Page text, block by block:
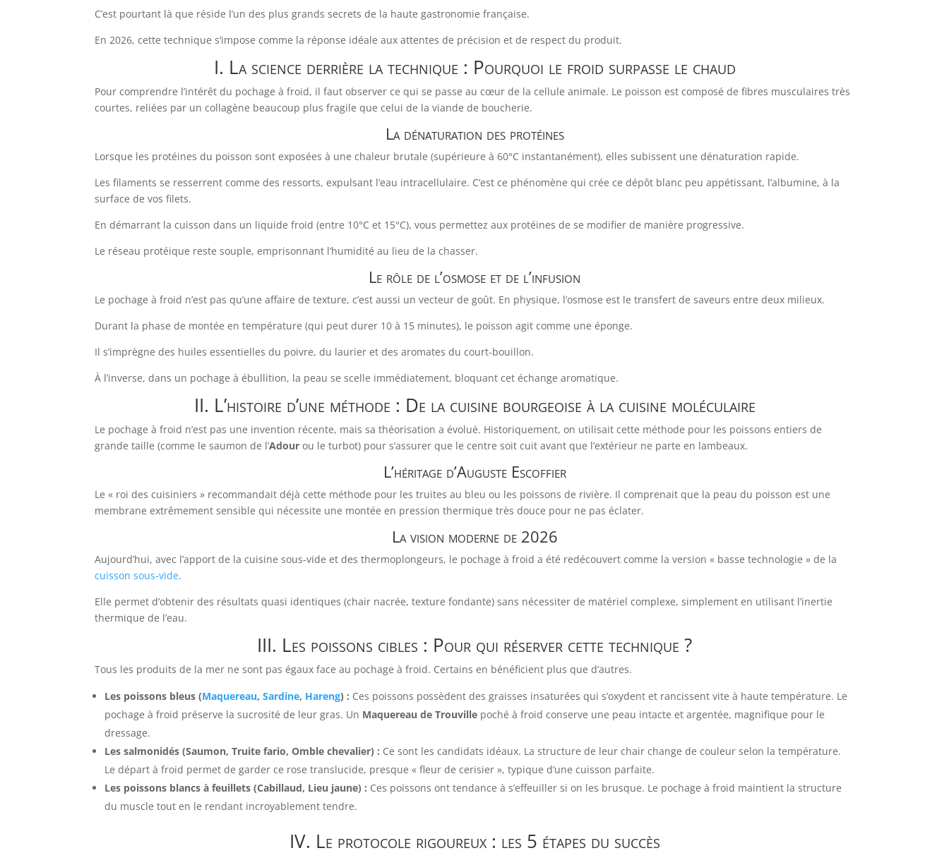
C’est pourtant là que réside l’un des plus grands secrets de la haute gastronomie française.
En 2026, cette technique s’impose comme la réponse idéale aux attentes de précision et de respect du produit.
I. La science derrière la technique : Pourquoi le froid surpasse le chaud
Pour comprendre l’intérêt du pochage à froid, il faut observer ce qui se passe au cœur de la cellule animale. Le poisson est composé de fibres musculaires très
courtes, reliées par un collagène beaucoup plus fragile que celui de la viande de boucherie.
La dénaturation des protéines
Lorsque les protéines du poisson sont exposées à une chaleur brutale (supérieure à 60°C instantanément), elles subissent une dénaturation rapide.
Les filaments se resserrent comme des ressorts, expulsant l’eau intracellulaire. C’est ce phénomène qui crée ce dépôt blanc peu appétissant, l’albumine, à la
surface de vos filets.
En démarrant la cuisson dans un liquide froid (entre 10°C et 15°C), vous permettez aux protéines de se modifier de manière progressive.
Le réseau protéique reste souple, emprisonnant l’humidité au lieu de la chasser.
Le rôle de l’osmose et de l’infusion
Le pochage à froid n’est pas qu’une affaire de texture, c’est aussi un vecteur de goût. En physique, l’osmose est le transfert de saveurs entre deux milieux.
Durant la phase de montée en température (qui peut durer 10 à 15 minutes), le poisson agit comme une éponge.
Il s’imprègne des huiles essentielles du poivre, du laurier et des aromates du court-bouillon.
À l’inverse, dans un pochage à ébullition, la peau se scelle immédiatement, bloquant cet échange aromatique.
II. L’histoire d’une méthode : De la cuisine bourgeoise à la cuisine moléculaire
Le pochage à froid n’est pas une invention récente, mais sa théorisation a évolué. Historiquement, on utilisait cette méthode pour les poissons entiers de
grande taille (comme le saumon de l’Adour ou le turbot) pour s’assurer que le centre soit cuit avant que l’extérieur ne parte en lambeaux.
L’héritage d’Auguste Escoffier
Le « roi des cuisiniers » recommandait déjà cette méthode pour les truites au bleu ou les poissons de rivière. Il comprenait que la peau du poisson est une
membrane extrêmement sensible qui nécessite une montée en pression thermique très douce pour ne pas éclater.
La vision moderne de 2026
Aujourd’hui, avec l’apport de la cuisine sous-vide et des thermoplongeurs, le pochage à froid a été redécouvert comme la version « basse technologie » de la
cuisson sous-vide.
Elle permet d’obtenir des résultats quasi identiques (chair nacrée, texture fondante) sans nécessiter de matériel complexe, simplement en utilisant l’inertie
thermique de l’eau.
III. Les poissons cibles : Pour qui réserver cette technique ?
Tous les produits de la mer ne sont pas égaux face au pochage à froid. Certains en bénéficient plus que d’autres.
Les poissons bleus (Maquereau,Sardine, Hareng) : Ces poissons possèdent des graisses insaturées qui s’oxydent et rancissent vite à haute température. Le
pochage à froid préserve la sucrosité de leur gras. Un Maquereau de Trouville poché à froid conserve une peau intacte et argentée, magnifique pour le
dressage.
Les salmonidés (Saumon, Truite fario, Omble chevalier) : Ce sont les candidats idéaux. La structure de leur chair change de couleur selon la température.
Le départ à froid permet de garder ce rose translucide, presque « fleur de cerisier », typique d’une cuisson parfaite.
Les poissons blancs à feuillets (Cabillaud, Lieu jaune) : Ces poissons ont tendance à s’effeuiller si on les brusque. Le pochage à froid maintient la structure
du muscle tout en le rendant incroyablement tendre.
IV. Le protocole rigoureux : les 5 étapes du succès